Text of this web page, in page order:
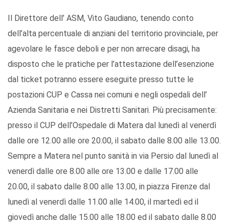
Il Direttore dell’ ASM, Vito Gaudiano, tenendo conto
dell’alta percentuale di anziani del territorio provinciale, per
agevolare le fasce deboli e per non arrecare disagi, ha
disposto che le pratiche per l’attestazione dell’esenzione
dal ticket potranno essere eseguite presso tutte le
postazioni CUP e Cassa nei comuni e negli ospedali dell’
Azienda Sanitaria e nei Distretti Sanitari. Più precisamente:
presso il CUP dell’Ospedale di Matera dal lunedì al venerdì
dalle ore 12.00 alle ore 20.00, il sabato dalle 8.00 alle 13.00.
Sempre a Matera nel punto sanità in via Persio dal lunedì al
venerdì dalle ore 8.00 alle ore 13.00 e dalle 17.00 alle
20.00, il sabato dalle 8.00 alle 13.00, in piazza Firenze dal
lunedì al venerdì dalle 11.00 alle 14.00, il martedì ed il
giovedì anche dalle 15.00 alle 18.00 ed il sabato dalle 8.00